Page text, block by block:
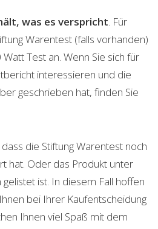
was es verspricht. Für
Warentest (falls vorhanden)
Test an. Wenn Sie sich für
interessieren und die
geschrieben hat, finden Sie
dass die Stiftung Warentest noch
hat. Oder das Produkt unter
ist. In diesem Fall hoffen
bei Ihrer Kaufentscheidung
Ihnen viel Spaß mit dem